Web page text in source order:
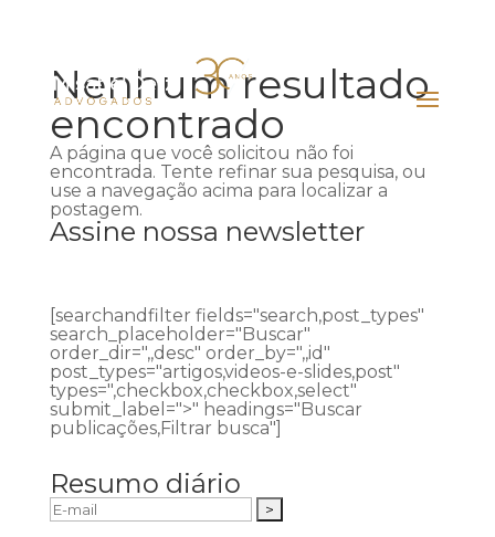
Nenhum resultado
encontrado
A página que você solicitou não foi
encontrada. Tente refinar sua pesquisa, ou
use a navegação acima para localizar a
postagem.
Assine nossa newsletter
[searchandfilter fields="search,post_types"
search_placeholder="Buscar"
order_dir=",,desc" order_by=",,id"
post_types="artigos,videos-e-slides,post"
types=",checkbox,checkbox,select"
submit_label=">" headings="Buscar
publicações,Filtrar busca"]
Resumo diário